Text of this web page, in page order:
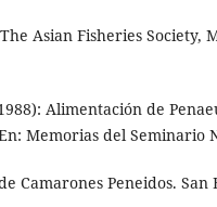
Asian Fisheries Society,
Alimentación de
Memorias del Seminario
Camarones Peneidos. San